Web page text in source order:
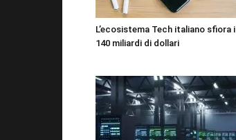
L’ecosistema Tech italiano sfiora i
140 miliardi di dollari